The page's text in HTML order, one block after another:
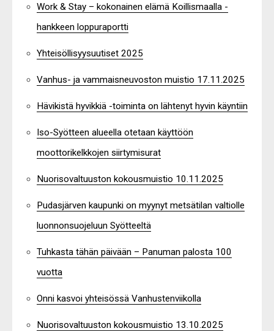
Work & Stay – kokonainen elämä Koillismaalla -
hankkeen loppuraportti
Yhteisöllisyysuutiset 2025
Vanhus- ja vammaisneuvoston muistio 17.11.2025
Hävikistä hyvikkiä -toiminta on lähtenyt hyvin käyntiin
Iso-Syötteen alueella otetaan käyttöön
moottorikelkkojen siirtymisurat
Nuorisovaltuuston kokousmuistio 10.11.2025
Pudasjärven kaupunki on myynyt metsätilan valtiolle
luonnonsuojeluun Syötteeltä
Tuhkasta tähän päivään – Panuman palosta 100
vuotta
Onni kasvoi yhteisössä Vanhustenviikolla
Nuorisovaltuuston kokousmuistio 13.10.2025